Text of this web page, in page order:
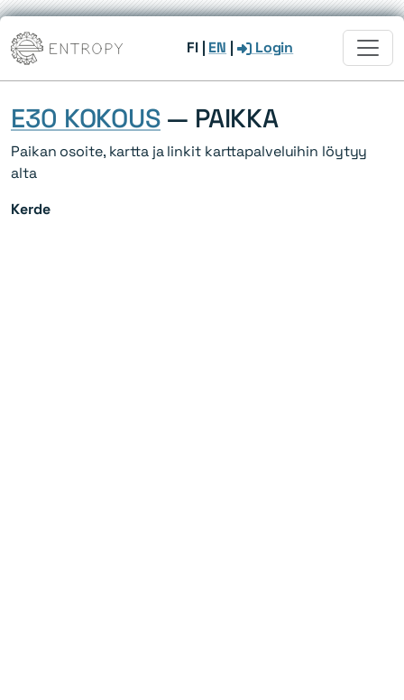
FI| EN | Login
E30 KOKOUS — PAIKKA
Paikan osoite, kartta ja linkit karttapalveluihin löytyy
alta
Kerde